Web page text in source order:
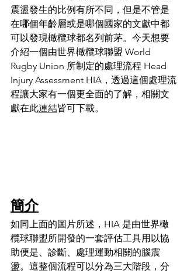
震盪發生的比例有所不同，但是不管是
在哪個年齡層或是哪個國家的文獻中都
可以發現橄欖球都名列前茅。今天想要
介紹一個由世界橄欖球聯盟 World
Rugby Union 所制定的處理流程 Head
Injury Assessment HIA，透過這個處理流
程讓大家有一個更全面的了解，相關文
獻在此連結皆可下載。
簡介
如同上面的圖片所述，HIA 是由世界橄
欖球聯盟所開發的一套評估工具用以協
助便是、診斷、處理運動相關的腦震
盪。這整個流程可以分為三大階段，分